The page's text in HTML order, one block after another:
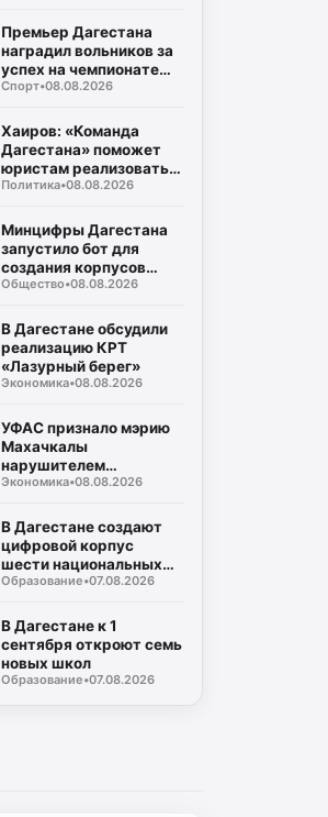
Премьер Дагестана
наградил вольников за
успех на чемпионате
России
Спорт•08.08.2026
Хаиров: «Команда
Дагестана» поможет
юристам реализовать
себя
Политика•08.08.2026
Минцифры Дагестана
запустило бот для
создания корпусов
национальных языков
Общество•08.08.2026
В Дагестане обсудили
реализацию КРТ
«Лазурный берег»
Экономика•08.08.2026
УФАС признало мэрию
Махачкалы
нарушителем
антимонопольного
Экономика•08.08.2026
В Дагестане создают
цифровой корпус
шести национальных
языков
Образование•07.08.2026
В Дагестане к 1
сентября откроют семь
новых школ
Образование•07.08.2026